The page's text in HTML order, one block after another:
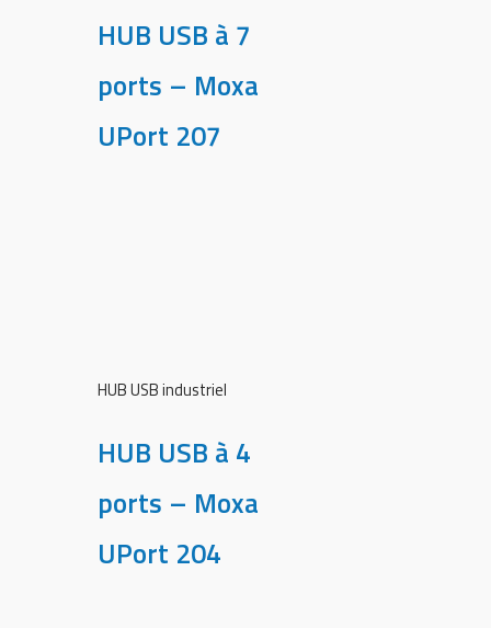
HUB USB à 7
ports – Moxa
UPort 207
HUB USB industriel
HUB USB à 4
ports – Moxa
UPort 204